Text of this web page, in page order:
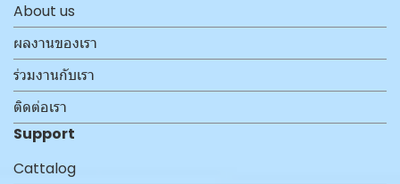
About us
ผลงานของเรา
ร่วมงานกับเรา
ติดต่อเรา
Support
Cattalog